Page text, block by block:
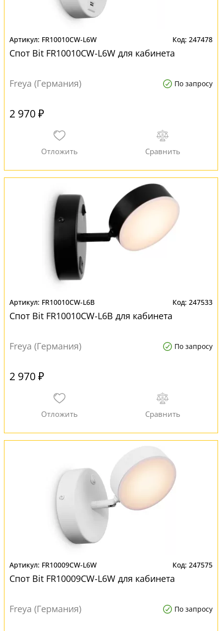
FR10010CW-L6W 247478
Спот Bit FR10010CW-L6W для кабинета
Freya (Германия) По запросу
2 970 ₽
FR10010CW-L6B 247533
Спот Bit FR10010CW-L6B для кабинета
Freya (Германия) По запросу
2 970 ₽
FR10009CW-L6W 247575
Спот Bit FR10009CW-L6W для кабинета
Freya (Германия) По запросу